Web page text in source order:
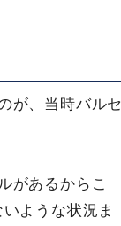
が、当時バルセ
があるからこ
ような状況ま